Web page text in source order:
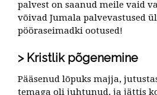
palvest on saanud meile vaid
võivad Jumala palvevastused
pööraseimadki ootused!
Kristlik põgenemine
Pääsenud lõpuks majja,
temaga oli juhtunud, ja jättis